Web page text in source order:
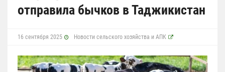
отправила бычков в Таджикистан
16 сентября 2025 Новости сельского хозяйства и АПК